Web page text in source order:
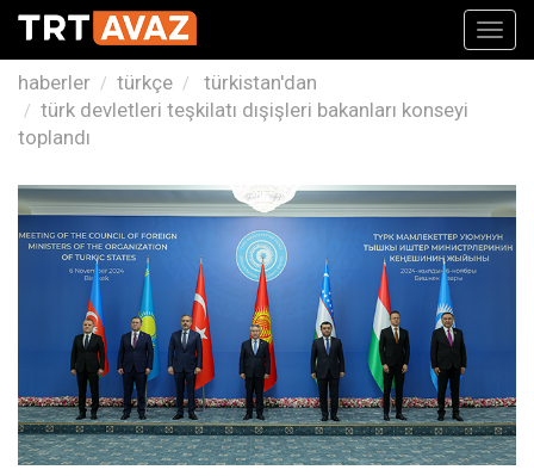
haberler türkçe
türkistan'dan
türk devletleri teşkilatı dışişleri bakanları konseyi
toplandı